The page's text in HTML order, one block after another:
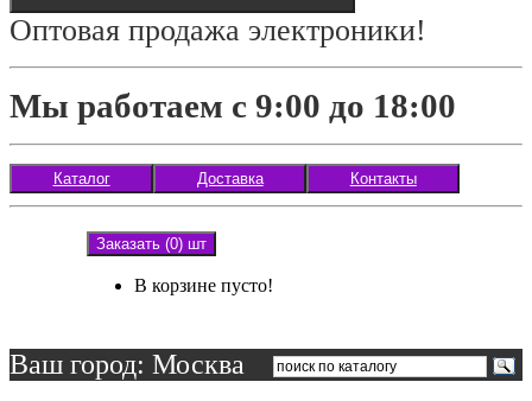
Оптовая продажа электроники!
Мы работаем с 9:00 до 18:00
Каталог Доставка Контакты
Заказать (0) шт
В корзине пусто!
Ваш город: Москва